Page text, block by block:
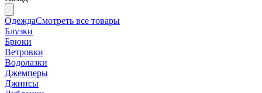
ОдеждаСмотреть все товары
Блузки
Брюки
Ветровки
Водолазки
Джемперы
Джинсы